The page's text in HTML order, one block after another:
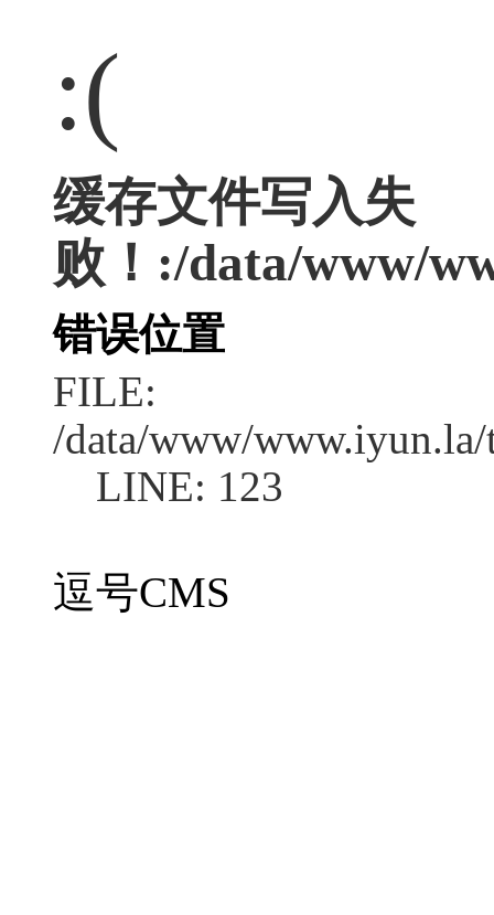
:(
缓存文件写入失
败！:/data/www/
错误位置
FILE:
/data/www/
LINE: 123
逗号CMS